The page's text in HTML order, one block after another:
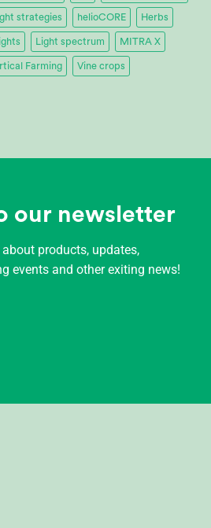
strategies helioCORE Herbs
Light spectrum MITRA X
Farming Vine crops
our newsletter
products, updates,
events and other exiting news!